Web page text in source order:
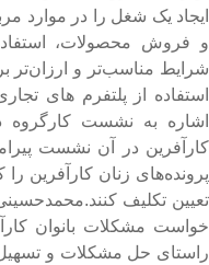
یک شغل را در موارد
فروش محصولات،
مناسب‌تر و ارزان‌تر
از پلتفرم های
به نشست
در آن نشست
زنان کارآفرین را
تکلیف کنند.محمدحسینی
مشکلات بانوان
حل مشکلات و تسهیل